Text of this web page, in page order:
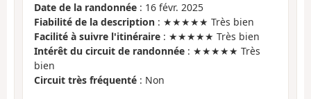
Date de la randonnée : 16 févr. 2025
Fiabilité de la description : ★★★★★ Très bien
Facilité à suivre l'itinéraire : ★★★★★ Très bien
Intérêt du circuit de randonnée : ★★★★★ Très
bien
Circuit très fréquenté : Non